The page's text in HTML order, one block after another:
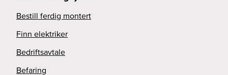
Bestill ferdig montert
Finn elektriker
Bedriftsavtale
Befaring